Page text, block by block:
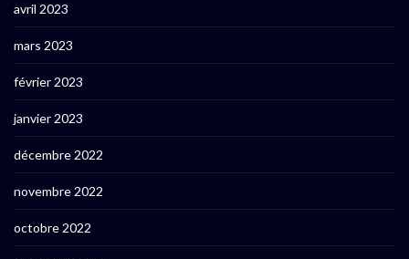
avril 2023
mars 2023
février 2023
janvier 2023
décembre 2022
novembre 2022
octobre 2022